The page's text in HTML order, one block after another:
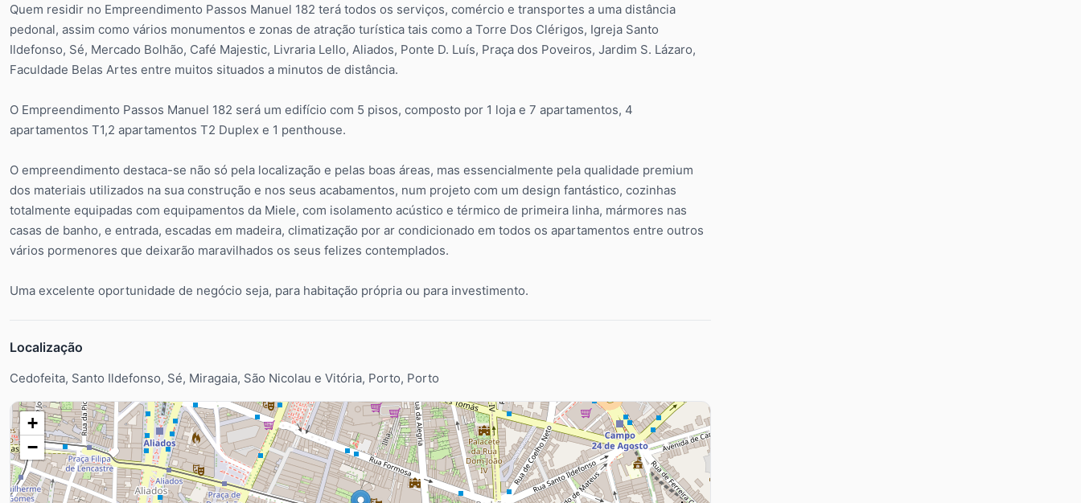
Quem residir no Empreendimento Passos Manuel 182 terá todos os serviços, comércio e transportes a uma distância
pedonal, assim como vários monumentos e zonas de atração turística tais como a Torre Dos Clérigos, Igreja Santo
Ildefonso, Sé, Mercado Bolhão, Café Majestic, Livraria Lello, Aliados, Ponte D. Luís, Praça dos Poveiros, Jardim S. Lázaro,
Faculdade Belas Artes entre muitos situados a minutos de distância.
O Empreendimento Passos Manuel 182 será um edifício com 5 pisos, composto por 1 loja e 7 apartamentos, 4
apartamentos T1,2 apartamentos T2 Duplex e 1 penthouse.
O empreendimento destaca-se não só pela localização e pelas boas áreas, mas essencialmente pela qualidade premium
dos materiais utilizados na sua construção e nos seus acabamentos, num projeto com um design fantástico, cozinhas
totalmente equipadas com equipamentos da Miele, com isolamento acústico e térmico de primeira linha, mármores nas
casas de banho, e entrada, escadas em madeira, climatização por ar condicionado em todos os apartamentos entre outros
vários pormenores que deixarão maravilhados os seus felizes contemplados.
Uma excelente oportunidade de negócio seja, para habitação própria ou para investimento.
Localização
Cedofeita, Santo Ildefonso, Sé, Miragaia, São Nicolau e Vitória, Porto, Porto
+
−